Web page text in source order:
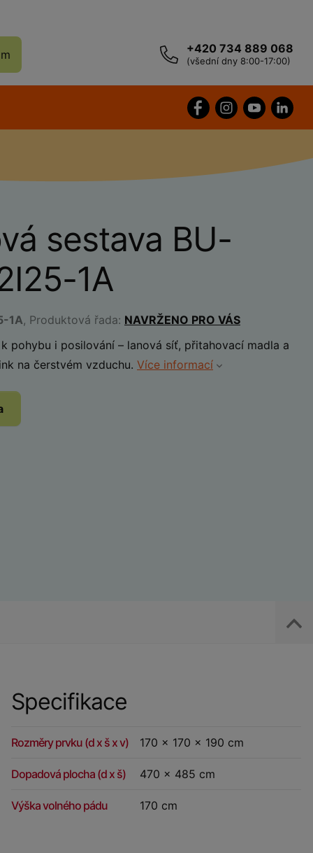
+420 734 889 068
(všední dny 8:00-17:00)
sestava BU-
1A
1A, Produktová řada: NAVRŽENO PRO VÁS
pohybu i posilování – lanová síť, přitahovací madla a
na čerstvém vzduchu. Více informací
Specifikace
Rozměry prvku (d x š x v) 170 x 170 x 190 cm
Dopadová plocha (d x š) 470 x 485 cm
Výška volného pádu 170 cm